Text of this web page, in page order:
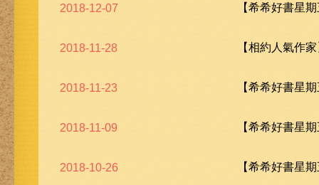
2018-12-07 【希希好書星
2018-11-28 【相約人氣作
2018-11-23 【希希好書星
2018-11-09 【希希好書星
2018-10-26 【希希好書星